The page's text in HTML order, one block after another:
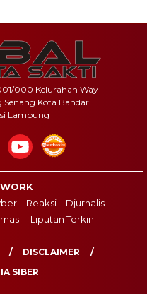
000 Kelurahan Way
Senang Kota Bandar
Lampung
Reaksi
Djurnalis
Liputan Terkini
DISCLAIMER
SIBER